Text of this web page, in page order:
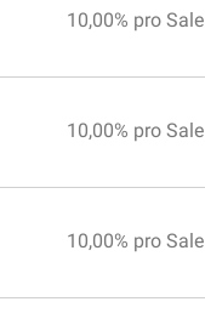
10,00% pro Sale
10,00% pro Sale
10,00% pro Sale